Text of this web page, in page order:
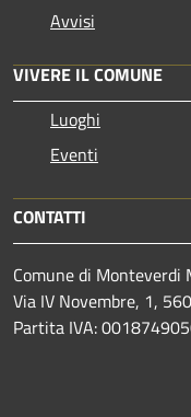
Avvisi
VIVERE IL COMUNE
Luoghi
Eventi
CONTATTI
Comune di
Via IV Novembre, 1,
Partita IVA: